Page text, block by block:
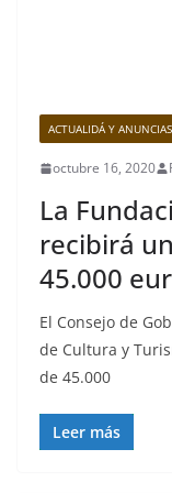
ACTUALIDÁ Y ANUNCIAS
octubre 16, 2020
La
recibirá
45.000
El Consejo de
de Cultura y
de 45.000
Leer más